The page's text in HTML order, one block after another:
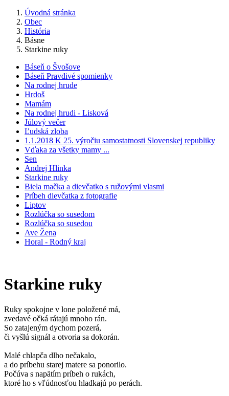
Úvodná stránka
Obec
História
Básne
Starkine ruky
Báseň o Švošove
Báseň Pravdivé spomienky
Na rodnej hrude
Hrdoš
Mamám
Na rodnej hrudi - Lisková
Júlový večer
Ľudská zloba
1.1.2018 K 25. výročiu samostatnosti Slovenskej republiky
Vďaka za všetky mamy ...
Sen
Andrej Hlinka
Starkine ruky
Biela mačka a dievčatko s ružovými vlasmi
Príbeh dievčatka z fotografie
Liptov
Rozlúčka so susedom
Rozlúčka so susedou
Ave Žena
Horal - Rodný kraj
Starkine ruky
Ruky spokojne v lone položené má,
zvedavé očká rátajú mnoho rán.
So zatajeným dychom pozerá,
či vyšlú signál a otvoria sa dokorán.
Malé chlapča dlho nečakalo,
a do príbehu starej matere sa ponorilo.
Počúva s napätím príbeh o rukách,
ktoré ho s vľúdnosťou hladkajú po perách.